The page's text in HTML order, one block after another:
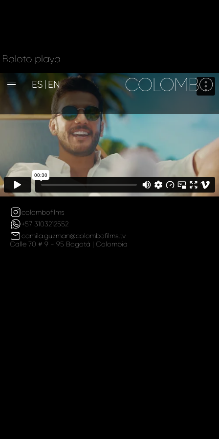
ES EN
Baloto playa
colombofilms
+57 3103212552
camila.guzman@colombofilms.tv
Calle 70 # 9 - 95 Bogotá | Colombia